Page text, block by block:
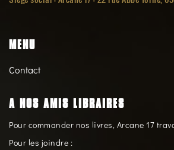
MENU
Contact
A NOS AMIS LIBRAIRES
Pour commander nos livres, Arcane 17
Pour les joindre :